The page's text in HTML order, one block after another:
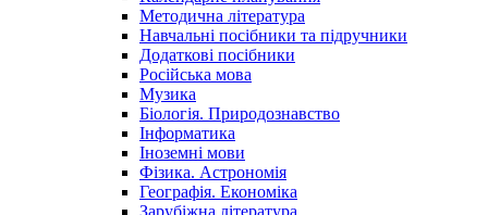
Методична література
Навчальні посібники та підручники
Додаткові посібники
Російська мова
Музика
Біологія. Природознавство
Інформатика
Іноземні мови
Фізика. Астрономія
Географія. Економіка
Зарубіжна література